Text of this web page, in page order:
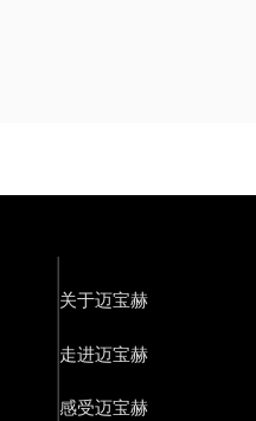
关于迈宝赫
走进迈宝赫
感受迈宝赫